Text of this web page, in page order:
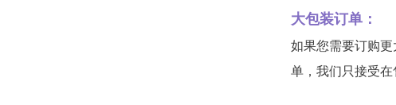
大包装订单：
如果您需要订购更
单，我们只接受在